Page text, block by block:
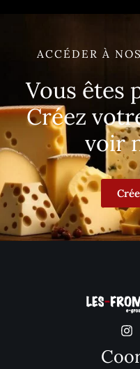
ACCÉDER À
Vous êtes
Créez
voir